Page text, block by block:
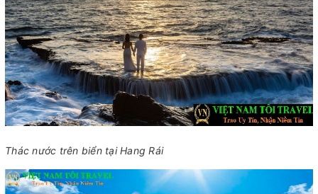
Thác nước trên biển tại Hang Rái